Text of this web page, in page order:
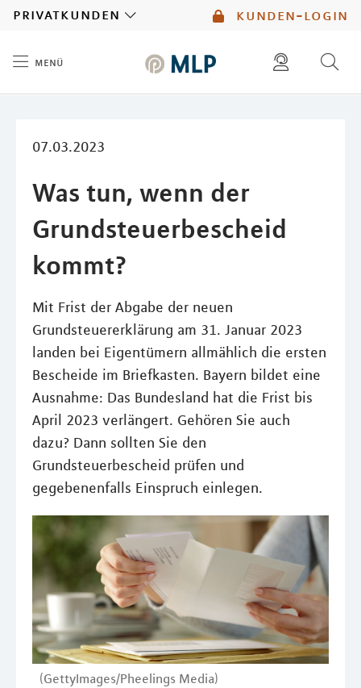
kunden-login
privatkunden
menü
07.03.2023
Was tun, wenn der
Grundsteuerbescheid
kommt?
Mit Frist der Abgabe der neuen
Grundsteuererklärung am 31. Januar 2023
landen bei Eigentümern allmählich die ersten
Bescheide im Briefkasten. Bayern bildet eine
Ausnahme: Das Bundesland hat die Frist bis
April 2023 verlängert. Gehören Sie auch
dazu? Dann sollten Sie den
Grundsteuerbescheid prüfen und
gegebenenfalls Einspruch einlegen.
(GettyImages/Pheelings Media)